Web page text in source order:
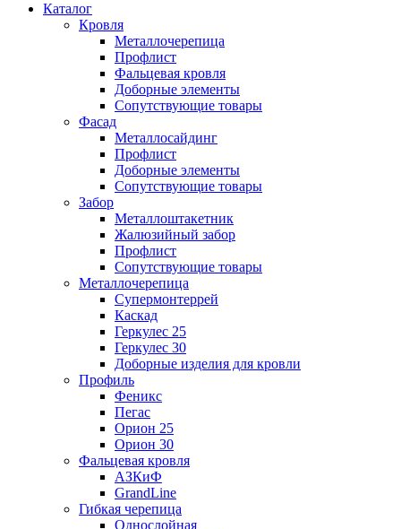
Каталог
Кровля
Металлочерепица
Профлист
Фальцевая кровля
Доборные элементы
Сопутствующие товары
Фасад
Металлосайдинг
Профлист
Доборные элементы
Сопутствующие товары
Забор
Металлоштакетник
Жалюзийный забор
Профлист
Сопутствующие товары
Металлочерепица
Супермонтеррей
Каскад
Геркулес 25
Геркулес 30
Доборные изделия для кровли
Профиль
Феникс
Пегас
Орион 25
Орион 30
Фальцевая кровля
АЗКиФ
GrandLine
Гибкая черепица
Однослойная